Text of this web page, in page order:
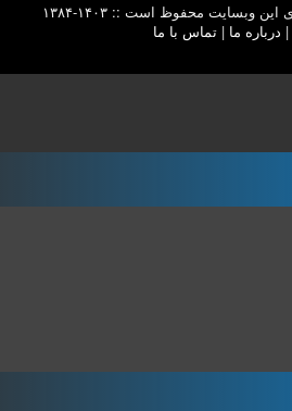
وبسایت محفوظ است :: ۱۴۰۳-۱۳۸۴
| درباره ما |تماس با ما